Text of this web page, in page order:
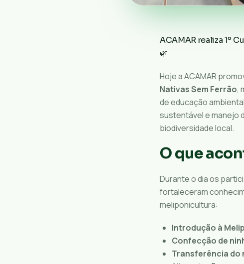
ACAMAR realiza 1º
🌿
Hoje a ACAMAR
Nativas Sem Ferrão,
de educação
sustentável e manejo
biodiversidade local.
O que
Durante o dia os
fortaleceram
meliponicultura:
Introdução à
Confecção de
Transferência do